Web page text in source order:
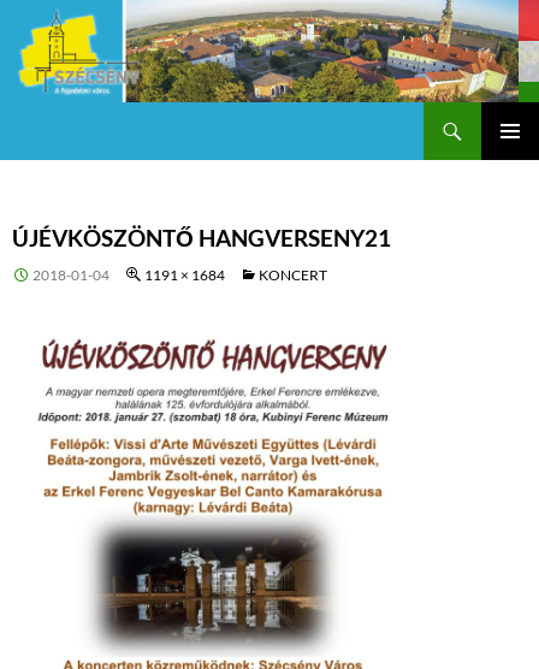
ÚJÉVKÖSZÖNTŐ HANGVERSENY21
2018-01-04 1191 × 1684 KONCERT